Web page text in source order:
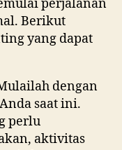
perjalanan
Berikut
yang dapat
dengan
saat ini.
perlu
aktivitas